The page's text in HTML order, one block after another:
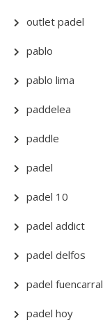
outlet padel
pablo
pablo lima
paddelea
paddle
padel
padel 10
padel addict
padel delfos
padel fuencarral
padel hoy